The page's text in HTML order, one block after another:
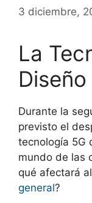
3 diciembre,
La
Durante la
previsto el
tecnología 5G
mundo de las
qué afectará
general?